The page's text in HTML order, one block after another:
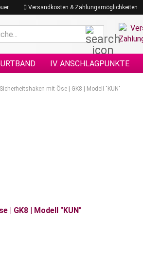
Versandkosten & Zahlungsmöglichkeiten
Suche...
IV. ANSCHLAGPUNKTE
XI. KETTENZÜGE
Sicherheitshaken mit Öse | GK8 | Modell "KUN"